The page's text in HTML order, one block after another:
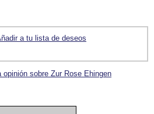
a tu lista de deseos
sobre Zur Rose Ehingen